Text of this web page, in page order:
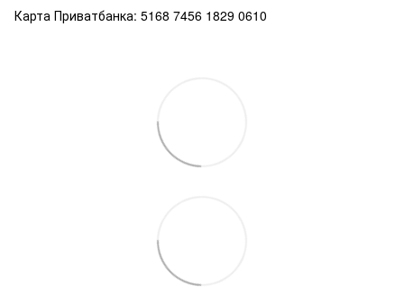
Карта Приватбанка: 5168 7456 1829 0610